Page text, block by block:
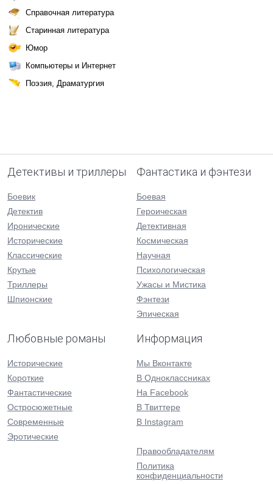
Справочная литература
Старинная литература
Юмор
Компьютеры и Интернет
Поэзия, Драматургия
Детективы и триллеры
Боевик
Детектив
Иронические
Исторические
Классические
Крутые
Триллеры
Шпионские
Фантастика и фэнтези
Боевая
Героическая
Детективная
Космическая
Научная
Психологическая
Ужасы и Мистика
Фэнтези
Эпическая
Любовные романы
Исторические
Короткие
Фантастические
Остросюжетные
Современные
Эротические
Информация
Мы Вконтакте
В Одноклассниках
На Facebook
В Твиттере
В Instagram
Правообладателям
Политика
конфиденциальности